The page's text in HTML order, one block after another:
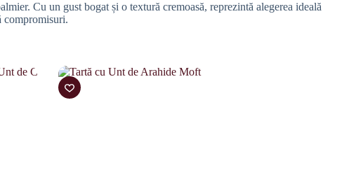
Cu un gust bogat și o textură cremoasă, reprezintă alegerea ideală
compromisuri.